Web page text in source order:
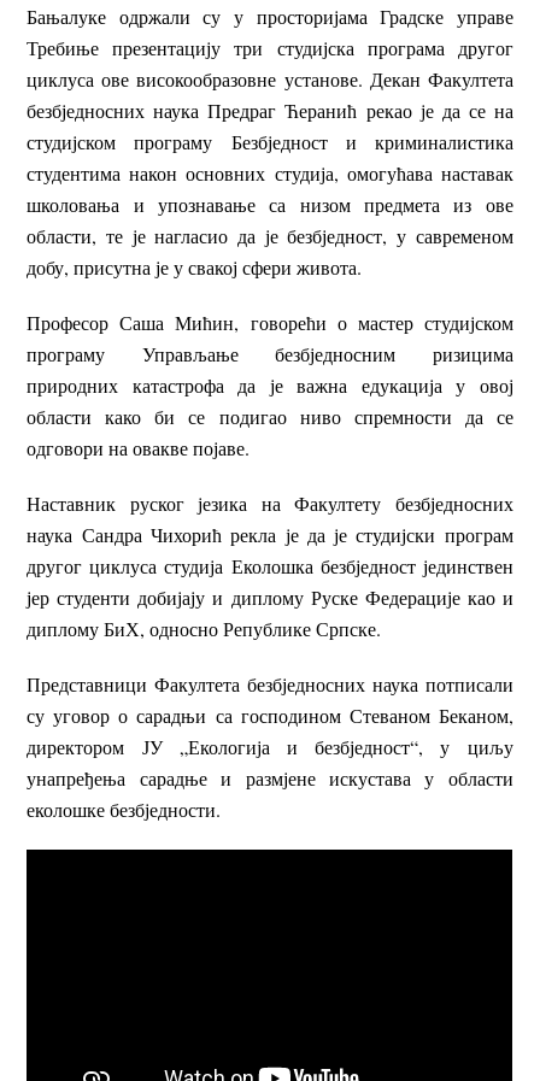
Бањалуке одржали су у просторијама Градске управе
Требиње презентацију три студијска програма другог
циклуса ове високообразовне установе. Декан Факултета
безбједносних наука Предраг Ћеранић рекао је да се на
студијском програму Безбједност и криминалистика
студентима након основних студија, омогућава наставак
школовања и упознавање са низом предмета из ове
области, те је нагласио да је безбједност, у савременом
добу, присутна је у свакој сфери живота.
Професор Саша Мићин, говорећи о мастер студијском
програму Управљање безбједносним ризицима
природних катастрофа да је важна едукација у овој
области како би се подигао ниво спремности да се
одговори на овакве појаве.
Наставник руског језика на Факултету безбједносних
наука Сандра Чихорић рекла је да је студијски програм
другог циклуса студија Еколошка безбједност јединствен
јер студенти добијају и диплому Руске Федерације као и
диплому БиХ, односно Републике Српске.
Представници Факултета безбједносних наука потписали
су уговор о сарадњи са господином Стеваном Беканом,
директором ЈУ „Екологија и безбједност“, у циљу
унапређења сарадње и размјене искустава у области
еколошке безбједности.